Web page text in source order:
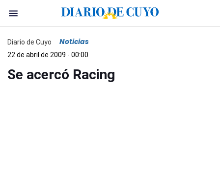
Diario de Cuyo Noticias
22 de abril de 2009 - 00:00
Se acercó Racing